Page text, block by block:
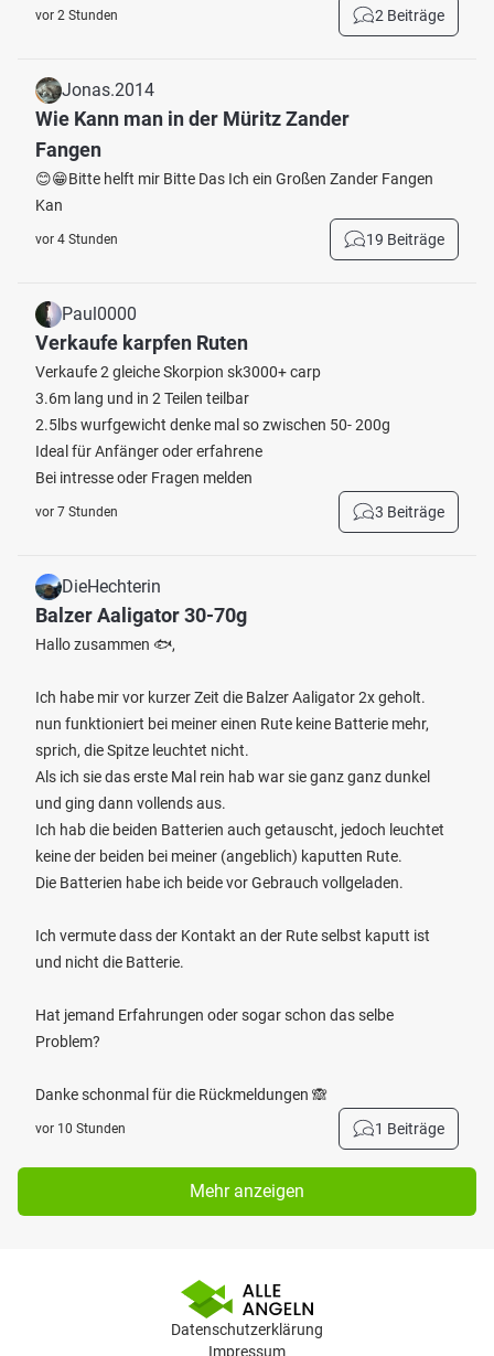
vor 2 Stunden 2 Beiträge
Jonas.2014
Wie Kann man in der Müritz Zander
Fangen
😊😁Bitte helft mir Bitte Das Ich ein Großen Zander Fangen
Kan
vor 4 Stunden 19 Beiträge
Paul0000
Verkaufe karpfen Ruten
Verkaufe 2 gleiche Skorpion sk3000+ carp
3.6m lang und in 2 Teilen teilbar
2.5lbs wurfgewicht denke mal so zwischen 50- 200g
Ideal für Anfänger oder erfahrene
Bei intresse oder Fragen melden
vor 7 Stunden 3 Beiträge
DieHechterin
Balzer Aaligator 30-70g
Hallo zusammen 🐟,
Ich habe mir vor kurzer Zeit die Balzer Aaligator 2x geholt.
nun funktioniert bei meiner einen Rute keine Batterie mehr,
sprich, die Spitze leuchtet nicht.
Als ich sie das erste Mal rein hab war sie ganz ganz dunkel
und ging dann vollends aus.
Ich hab die beiden Batterien auch getauscht, jedoch leuchtet
keine der beiden bei meiner (angeblich) kaputten Rute.
Die Batterien habe ich beide vor Gebrauch vollgeladen.
Ich vermute dass der Kontakt an der Rute selbst kaputt ist
und nicht die Batterie.
Hat jemand Erfahrungen oder sogar schon das selbe
Problem?
Danke schonmal für die Rückmeldungen 🙈
vor 10 Stunden 1 Beiträge
Mehr anzeigen
Datenschutzerklärung
Impressum